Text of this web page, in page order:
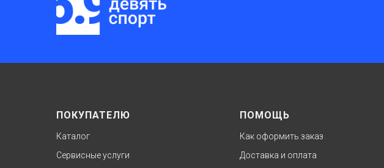
ПОКУПАТЕЛЮ
Каталог
Сервисные услуги
ПОМОЩЬ
Как оформить заказ
Доставка и оплата